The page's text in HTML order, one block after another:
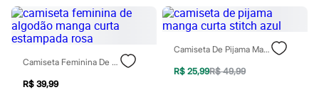
Calçados
Botas
Chinelos
Pantufas
Rasteirinhas
Tênis
Camiseta Feminina De Algodão Manga Curta Estampada Rosa
R$ 39,99
Camiseta De Pijama Manga Curta Stitch Azul
R$ 25,99R$ 49,99